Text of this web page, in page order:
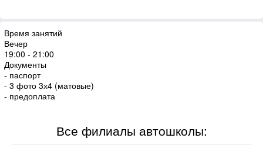
Время занятий
Вечер
19:00 - 21:00
Документы
- паспорт
- 3 фото 3х4 (матовые)
- предоплата
Все филиалы автошколы: